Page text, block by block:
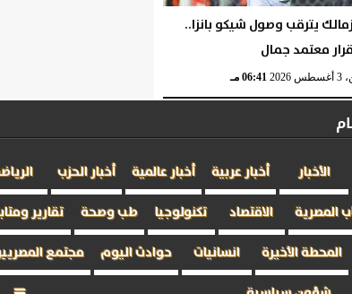
يترقب وصول شيكو بانزا..
معتمد جمال
2026 06:41 مـ
الأخبار أخبار عربية أخبار عالمية أخبار الحزب
المصرية
الاقتصاد تكنولوجيا طب وصحة تقارير
المحطة الأخيرة انسانيات حوادث اليوم مجتمع